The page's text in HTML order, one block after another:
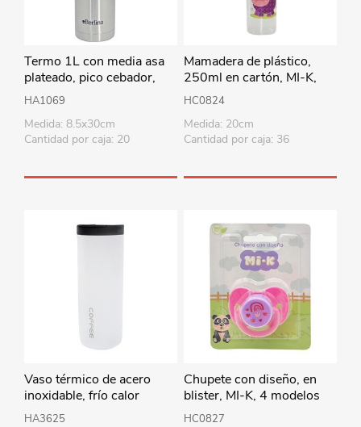
Termo 1L con media asa
plateado, pico cebador,
base antideslizante,
Berlina
HA1069
Medida: 8.5x30cm
Cantidad por caja: 20
Mamadera de plástico,
250ml en cartón, MI-K,
varios diseños
HC0824
Medida: 20cm
Cantidad por caja: 36
Vaso térmico de acero
inoxidable, frío calor
500ml, en caja
HA3625
Chupete con diseño, en
blister, MI-K, 4 modelos
HC0827